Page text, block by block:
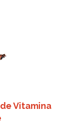
Vitamina